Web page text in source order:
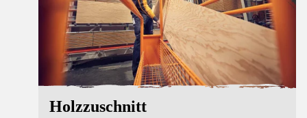
Holzzuschnitt